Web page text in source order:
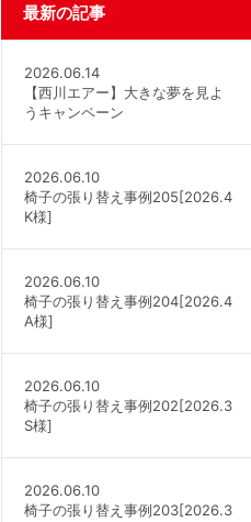
最新の記事
2026.06.14
【西川エアー】大きな夢を見よ
うキャンペーン
2026.06.10
椅子の張り替え事例205[2026.4
K様]
2026.06.10
椅子の張り替え事例204[2026.4
A様]
2026.06.10
椅子の張り替え事例202[2026.3
S様]
2026.06.10
椅子の張り替え事例203[2026.3